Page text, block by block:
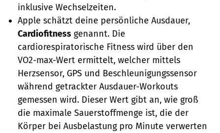
inklusive Wechselzeiten.
Apple schätzt deine persönliche Ausdauer,
Cardiofitness genannt. Die
cardiorespiratorische Fitness wird über den
VO2-max-Wert ermittelt, welcher mittels
Herzsensor, GPS und Beschleunigungssensor
während getrackter Ausdauer-Workouts
gemessen wird. Dieser Wert gibt an, wie groß
die maximale Sauerstoffmenge ist, die der
Körper bei Ausbelastung pro Minute verwerten